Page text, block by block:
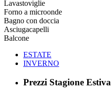
Lavastoviglie
Forno a microonde
Bagno con doccia
Asciugacapelli
Balcone
ESTATE
INVERNO
Prezzi Stagione Estiva